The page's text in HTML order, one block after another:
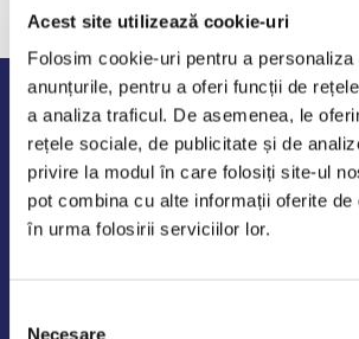
Acest site utilizează cookie-uri
Folosim cookie-uri pentru a
anunțurile, pentru a oferi funcții de
a analiza traficul. De asemenea, le
rețele sociale, de publicitate și de
privire la modul în care folosiți site-ul
pot combina cu alte informații oferite
în urma folosirii serviciilor lor.
Necesare
Program de lucru
Luni - Vineri: 09:00-18:00
Sambata - Duminica: 10:00-14:00